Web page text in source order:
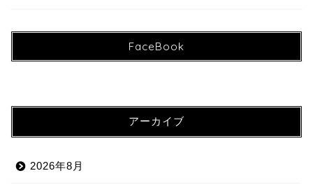
FaceBook
アーカイブ
2026年8月